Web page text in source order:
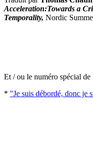
Acceleration:Towards a
Temporality, Nordic
Et / ou le numéro spécial de
* "Je suis débordé, donc je